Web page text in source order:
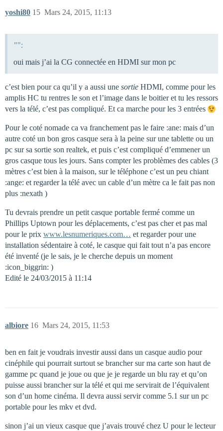
yoshi80 Mars 24, 2015, 11:13
15
"":
oui mais j’ai la CG connectée en HDMI sur mon pc
c’est bien pour ca qu’il y a aussi une sortie HDMI, comme pour les
amplis HC tu rentres le son et l’image dans le boitier et tu les ressors
vers la télé, c’est pas compliqué. Et ca marche pour les 3 entrées
Pour le coté nomade ca va franchement pas le faire :ane: mais d’un
autre coté un bon gros casque sera à la peine sur une tablette ou un
pc sur sa sortie son realtek, et puis c’est compliqué d’emmener un
gros casque tous les jours. Sans compter les problèmes des cables (3
mètres c’est bien à la maison, sur le téléphone c’est un peu chiant
:ange: et regarder la télé avec un cable d’un mètre ca le fait pas non
plus :nexath )
Tu devrais prendre un petit casque portable fermé comme un
Phillips Uptown pour les déplacements, c’est pas cher et pas mal
pour le prix www.lesnumeriques.com… et regarder pour une
installation sédentaire à coté, le casque qui fait tout n’a pas encore
été inventé (je le sais, je le cherche depuis un moment
:icon_biggrin: )
Edité le 24/03/2015 à 11:14
albiore Mars 24, 2015, 11:53
16
ben en fait je voudrais investir aussi dans un casque audio pour
cinéphile qui pourrait surtout se brancher sur ma carte son haut de
gamme pc quand je joue ou que je je regarde un blu ray et qu’on
puisse aussi brancher sur la télé et qui me servirait de l’équivalent
son d’un home cinéma. Il devra aussi servir comme 5.1 sur un pc
portable pour les mkv et dvd.
sinon j’ai un vieux casque que j’avais trouvé chez U pour le lecteur